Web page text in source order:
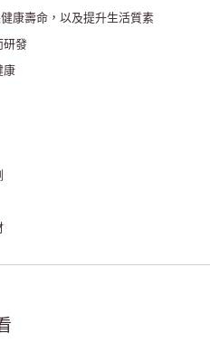
康壽命，以及提升生活質素
研發
康